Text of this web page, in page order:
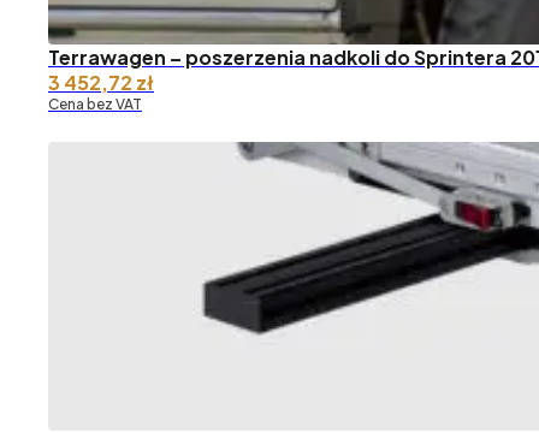
Terrawagen – poszerzenia nadkoli do Sprintera
3 452,72 zł
Cena bez VAT